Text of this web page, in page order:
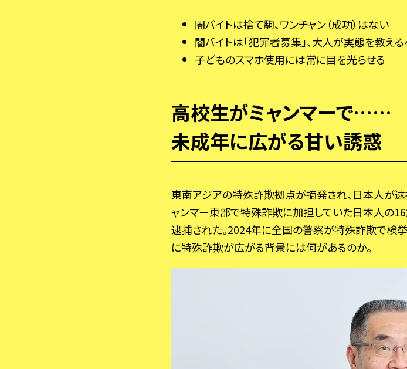
闇バイトは捨て駒、ワンチャン（成功）はない
闇バイトは「犯罪者募集」、大人が実態を教え
子どものスマホ使用には常に目を光らせる
高校生がミャンマーで……
未成年に広がる甘い誘惑
東南アジアの特殊詐欺拠点が摘発され、日本人が
ャンマー東部で特殊詐欺に加担していた日本人の
逮捕された。2024年に全国の警察が特殊詐欺で検
に特殊詐欺が広がる背景には何があるのか。